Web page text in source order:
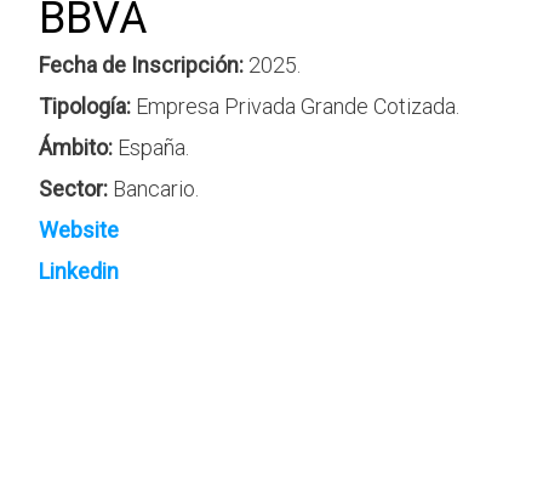
BBVA
Fecha de Inscripción:2025.
Tipología:Empresa Privada Grande Cotizada.
Ámbito:España.
Sector:Bancario.
Website
Linkedin